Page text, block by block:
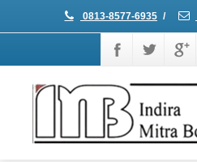
0813-8577-6935 /